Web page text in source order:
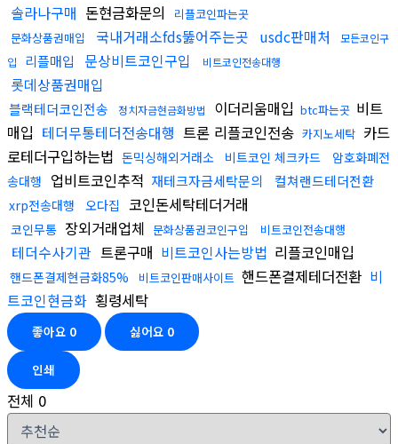
솔라나구매 돈현금화문의
리플코인파는곳
문화상품권매입
국내거래소fds뚫어주는곳 usdc판매처
모든코인구
입
리플매입 문상비트코인구입 비트코인전송대행
롯데상품권매입
블랙테더코인전송 정치자금현금화방법 이더리움매입 btc파는곳 비트
매입 테더무통테더전송대행 트론 리플코인전송 카지노세탁 카드
로테더구입하는법 돈믹싱해외거래소 비트코인 체크카드
암호화폐전
송대행 업비트코인추적 재테크자금세탁문의 컬쳐랜드테더전환
xrp전송대행 오다집 코인돈세탁테더거래
코인무통 장외거래업체 문화상품권코인구입 비트코인전송대행
테더수사기관 트론구매 비트코인사는방법 리플코인매입
핸드폰결제현금화85% 비트코인판매사이트 핸드폰결제테더전환 비
트코인현금화 횡령세탁
좋아요 0 싫어요 0
인쇄
전체 0